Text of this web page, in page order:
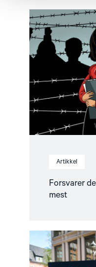
Artikkel
Forsvarer
mest